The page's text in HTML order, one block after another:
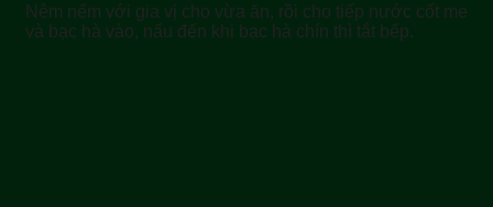
Nêm nếm với gia vị cho vừa ăn, rồi cho tiếp nước cốt me
và bạc hà vào, nấu đến khi bạc hà chín thì tắt bếp.